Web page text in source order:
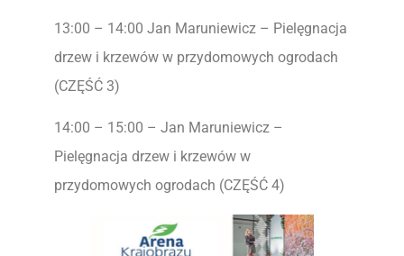
13:00 – 14:00 Jan Maruniewicz – Pielęgnacja
drzew i krzewów w przydomowych ogrodach
(CZĘŚĆ 3)
14:00 – 15:00 – Jan Maruniewicz –
Pielęgnacja drzew i krzewów w
przydomowych ogrodach (CZĘŚĆ 4)